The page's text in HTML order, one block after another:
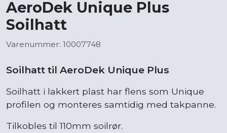
AeroDek Unique Plus
Soilhatt
Varenummer: 10007748
Soilhatt til AeroDek Unique Plus
Soilhatt i lakkert plast har flens som Unique
profilen og monteres samtidig med takpanne.
Tilkobles til 110mm soilrør.